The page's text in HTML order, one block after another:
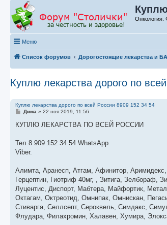
Онкология.
Меню
Список форумов Дорогостоящие лекарства и
Куплю лекарства дорого по
Куплю лекарства дорого по всей России 8909 152 34 54
С
о
е
и
Дима » 22 ноя 2019, 11:56
КУПЛЮ ЛЕКАРСТВА ПО ВСЕЙ РОССИИ
Тел 8 909 152 34 54 WhatsApp
Viber.
Алимта, Аранесп, Атгам, Афинитор,
Герцептин, Гиотриф 40мг, , Зитига, Зелбораф,
Луцентис, Диспорт, Мабтера, Майфортик,
Октагам, Октреотид, Омнипак, Омнискан,
Стиварга, Селлсепт, Сероквель, Симдакс,
Флудара, Филахромин, Халавен, Хумира,